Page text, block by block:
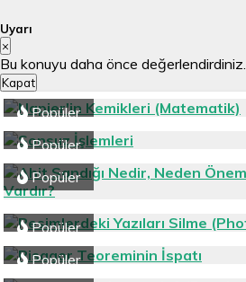
Uyarı
×
Bu konuyu daha önce değerlendirdiniz.
Kapat
Popüler
Popüler
Popüler
Popüler
Popüler